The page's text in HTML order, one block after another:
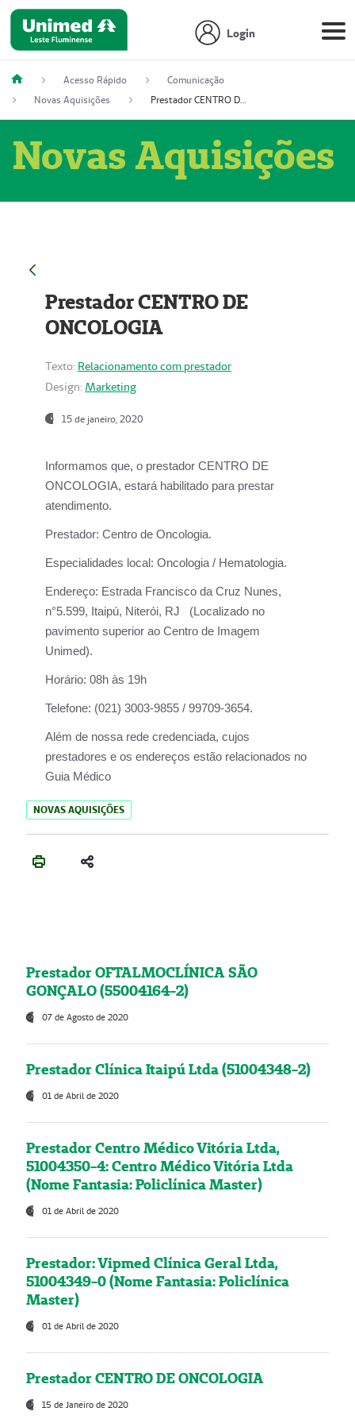
Login
Acesso Rápido
Comunicação
Novas Aquisições
Prestador CENTRO DE ONCOLOGIA
Novas Aquisições
Prestador CENTRO DE
ONCOLOGIA
Texto: Relacionamento com prestador
Design: Marketing
15 de janeiro, 2020
Informamos que, o prestador CENTRO DE
ONCOLOGIA, estará habilitado para prestar
atendimento.
Prestador: Centro de Oncologia.
Especialidades local: Oncologia / Hematologia.
Endereço: Estrada Francisco da Cruz Nunes,
n°5.599, Itaipú, Niterói, RJ (Localizado no
pavimento superior ao Centro de Imagem
Unimed).
Horário: 08h às 19h
Telefone: (021) 3003-9855 / 99709-3654.
Além de nossa rede credenciada, cujos
prestadores e os endereços estão relacionados no
Guia Médico
NOVAS AQUISIÇÕES
Prestador OFTALMOCLÍNICA SÃO
GONÇALO (55004164-2)
07 de Agosto de 2020
Prestador Clínica Itaipú Ltda (51004348-2)
01 de Abril de 2020
Prestador Centro Médico Vitória Ltda,
51004350-4: Centro Médico Vitória Ltda
(Nome Fantasia: Policlínica Master)
01 de Abril de 2020
Prestador: Vipmed Clínica Geral Ltda,
51004349-0 (Nome Fantasia: Policlínica
Master)
01 de Abril de 2020
Prestador CENTRO DE ONCOLOGIA
15 de Janeiro de 2020